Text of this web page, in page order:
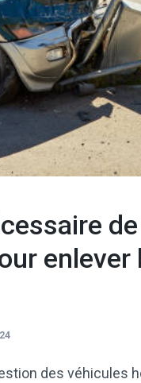
enlever
des véhicules